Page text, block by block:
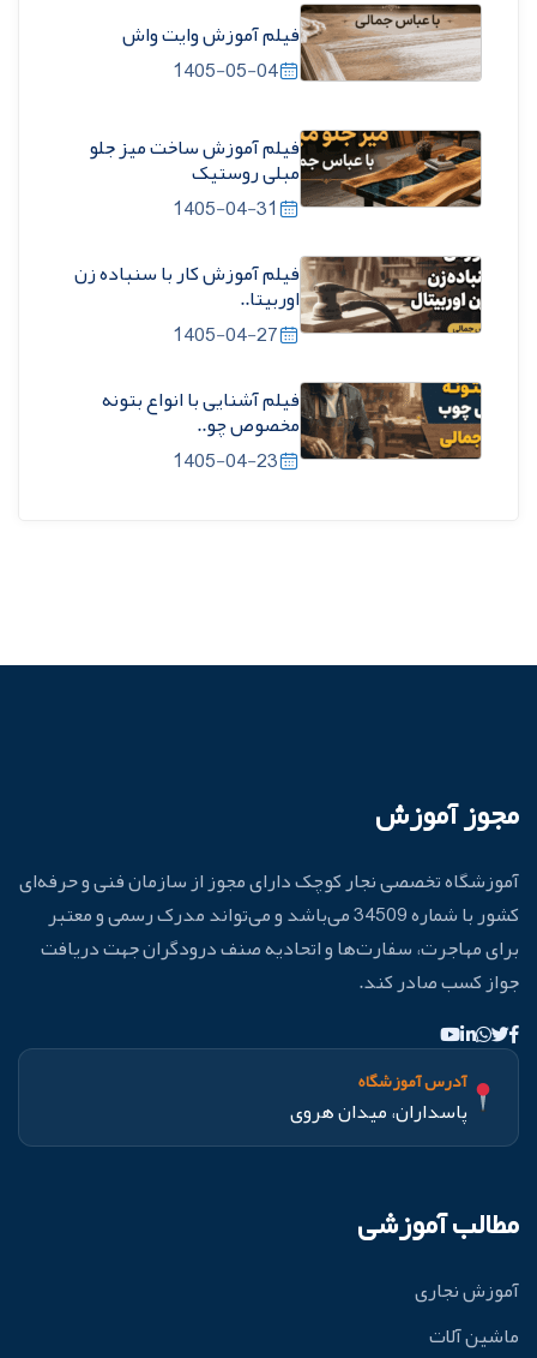
فیلم آموزش وایت واش
1405-05-04
فیلم آموزش ساخت میز جلو
مبلی روستیک
1405-04-31
فیلم آموزش کار با سنباده زن
اوربیتا..
1405-04-27
فیلم آشنایی با انواع بتونه
مخصوص چو..
1405-04-23
مجوز آموزش
آموزشگاه تخصصی نجار کوچک دارای مجوز از سازمان فنی و حرفه‌ای
کشور با شماره 34509 می‌باشد و می‌تواند مدرک رسمی و معتبر
برای مهاجرت، سفارت‌ها و اتحادیه صنف درودگران جهت دریافت
جواز کسب صادر کند.
آدرس آموزشگاه
پاسداران، میدان هروی
مطالب آموزشی
آموزش نجاری
ماشین آلات